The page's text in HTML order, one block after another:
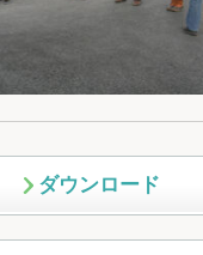
ダウンロード